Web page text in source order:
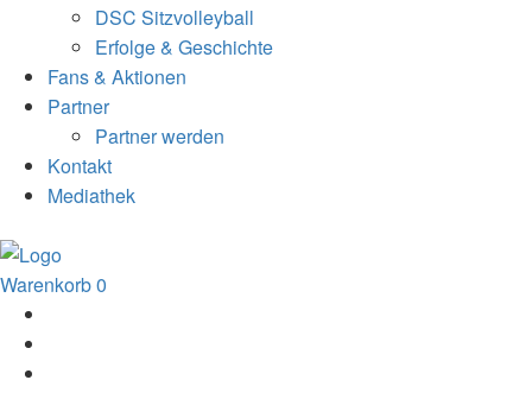
DSC Sitzvolleyball
Erfolge & Geschichte
Fans & Aktionen
Partner
Partner werden
Kontakt
Mediathek
Warenkorb0